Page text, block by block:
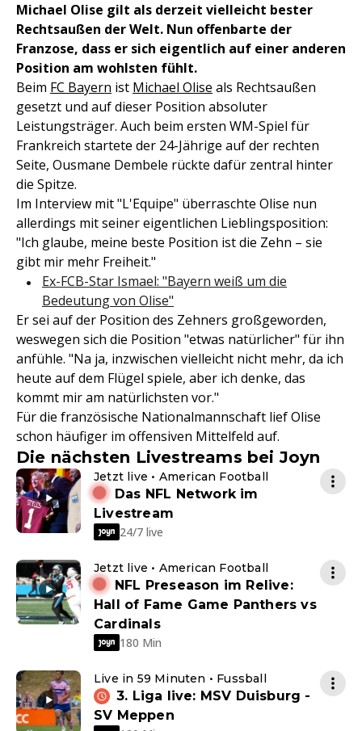
Michael Olise gilt als derzeit vielleicht bester
Rechtsaußen der Welt. Nun offenbarte der
Franzose, dass er sich eigentlich auf einer anderen
Position am wohlsten fühlt.
Beim FC Bayern ist Michael Olise als Rechtsaußen
gesetzt und auf dieser Position absoluter
Leistungsträger. Auch beim ersten WM-Spiel für
Frankreich startete der 24-Jährige auf der rechten
Seite, Ousmane Dembele rückte dafür zentral hinter
die Spitze.
Im Interview mit "L'Equipe" überraschte Olise nun
allerdings mit seiner eigentlichen Lieblingsposition:
"Ich glaube, meine beste Position ist die Zehn – sie
gibt mir mehr Freiheit."
Ex-FCB-Star Ismael: "Bayern weiß um die
Bedeutung von Olise"
Er sei auf der Position des Zehners großgeworden,
weswegen sich die Position "etwas natürlicher" für ihn
anfühle. "Na ja, inzwischen vielleicht nicht mehr, da ich
heute auf dem Flügel spiele, aber ich denke, das
kommt mir am natürlichsten vor."
Für die französische Nationalmannschaft lief Olise
schon häufiger im offensiven Mittelfeld auf.
Die nächsten Livestreams bei Joyn
Jetzt live • American Football
Das NFL Network im
Livestream
24/7 live
Jetzt live • American Football
NFL Preseason im Relive:
Hall of Fame Game Panthers vs
Cardinals
180 Min
Live in 59 Minuten • Fussball
3. Liga live: MSV Duisburg -
SV Meppen